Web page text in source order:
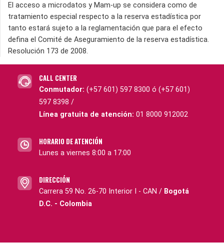
El acceso a microdatos y Mam-up se considera como de
tratamiento especial respecto a la reserva estadística por
tanto estará sujeto a la reglamentación que para el efecto
defina el Comité de Aseguramiento de la reserva estadística.
Resolución 173 de 2008.
CALL CENTER
Conmutador: (+57 601) 597 8300 ó (+57 601)
597 8398 /
Línea gratuita de atención: 01 8000 912002
HORARIO DE ATENCIÓN
Lunes a viernes 8:00 a 17:00
DIRECCIÓN
Carrera 59 No. 26-70 Interior I - CAN / Bogotá
D.C. - Colombia